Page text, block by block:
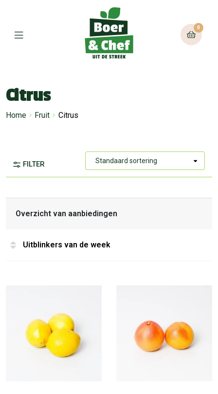
0
Citrus
Home Fruit Citrus
FILTER
Overzicht van aanbiedingen
Uitblinkers van de week